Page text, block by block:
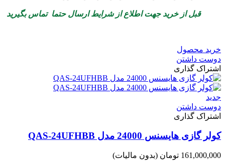
قبل از خرید جهت اطلاع از شرایط ارسال حتما تماس بگیرید
خرید محصول
دوست داشتن
اشتراک گذاری
جدید
دوست داشتن
اشتراک گذاری
کولر گازی هایسنس 24000 مدل QAS-24UFHBB
161,000,000 تومان (بدون مالیات)